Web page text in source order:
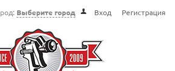
Выберите город Вход Регистрация